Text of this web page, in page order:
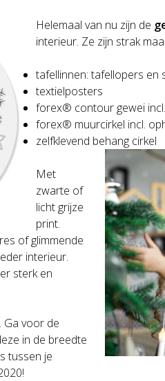
Helemaal van nu zijn de
interieur. Ze zijn strak
tafellinnen: tafellopers en
textielposters
forex® contour gewei
forex® muurcirkel incl.
zelfklevend behang cirkel
Met
zwarte of
licht grijze
print.
of glimmende
interieur.
sterk en
Ga voor de
in de breedte
tussen je